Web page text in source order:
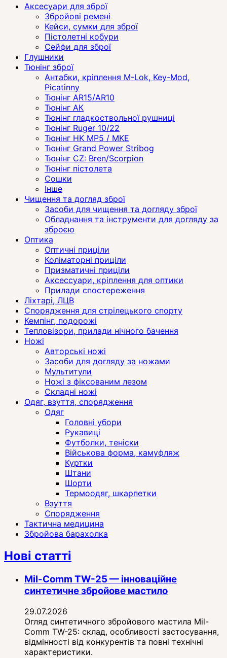
Аксесуари для зброї
Збройові ремені
Кейси, сумки для зброї
Пістолетні кобури
Сейфи для зброї
Глушники
Тюнінг зброї
Антабки, кріплення M-Lok, Key-Mod,
Picatinny
Тюнінг AR15/AR10
Тюнінг АК
Тюнінг гладкоствольної рушниці
Тюнінг Ruger 10/22
Тюнінг HK MP5 / MKE
Тюнінг Grand Power Stribog
Тюнінг CZ: Bren/Scorpion
Тюнінг пістолета
Сошки
Інше
Чищення та догляд зброї
Засоби для чищення та догляду зброї
Обладнання та інструменти для догляду за
зброєю
Оптика
Оптичні приціли
Коліматорні приціли
Призматичні приціли
Аксессуари, кріплення для оптики
Прилади спостереження
Ліхтарі, ЛЦВ
Спорядження для стрілецького спорту
Кемпінг, подорожі
Тепловізори, прилади нічного бачення
Ножі
Авторські ножі
Засоби для догляду за ножами
Мультитули
Ножі з фіксованим лезом
Складні ножі
Одяг, взуття, спорядження
Одяг
Головні убори
Рукавиці
Футболки, теніски
Військова форма, камуфляж
Куртки
Штани
Шорти
Термоодяг, шкарпетки
Взуття
Спорядження
Тактична медицина
Збройова барахолка
Нові статті
Mil-Comm TW-25 — інноваційне
синтетичне збройове мастило
29.07.2026
Огляд синтетичного збройового мастила Mil-
Comm TW-25: склад, особливості застосування,
відмінності від конкурентів та повні технічні
характеристики.